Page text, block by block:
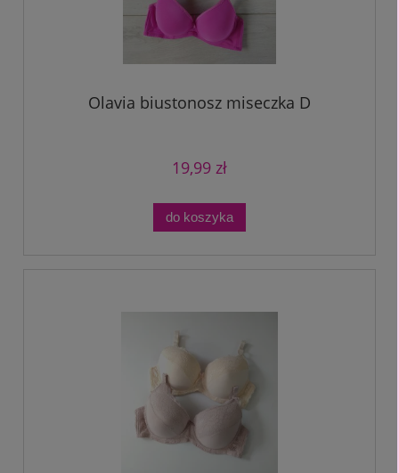
Olavia biustonosz miseczka D
19,99 zł
do koszyka